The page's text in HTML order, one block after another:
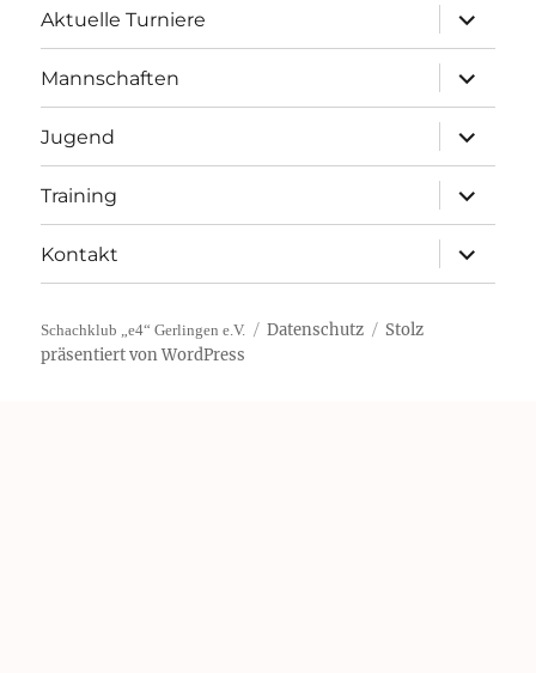
Aktuelle Turniere
öffnen
Mannschaften
öffnen
Jugend
öffnen
Training
öffnen
Kontakt
öffnen
Schachklub „e4“ Gerlingen e.V. Datenschutz
Stolz
präsentiert von WordPress